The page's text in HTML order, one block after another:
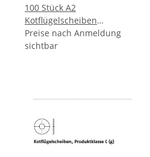
100 Stück A2
Kotflügelscheiben
Produktklasse C (g)
8,4x25x1,5 mm
Preise nach Anmeldung
sichtbar